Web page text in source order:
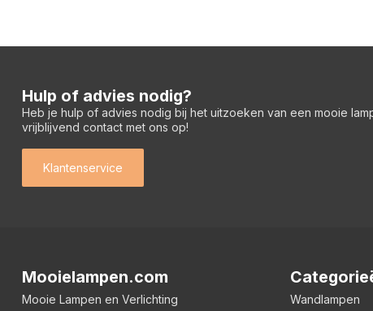
Hulp of advies nodig?
Heb je hulp of advies nodig bij het uitzoeken van een mooie
vrijblijvend contact met ons op!
Klantenservice
Mooielampen.com
Mooie Lampen en Verlichting
Wandlampen